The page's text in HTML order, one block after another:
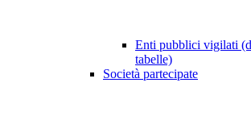
Enti pubblici vigilati
tabelle)
Società partecipate